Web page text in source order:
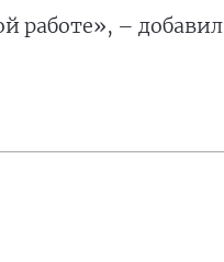
работе», – добавил